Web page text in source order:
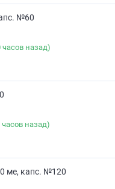
№60
назад)
назад)
ме, капс. №120